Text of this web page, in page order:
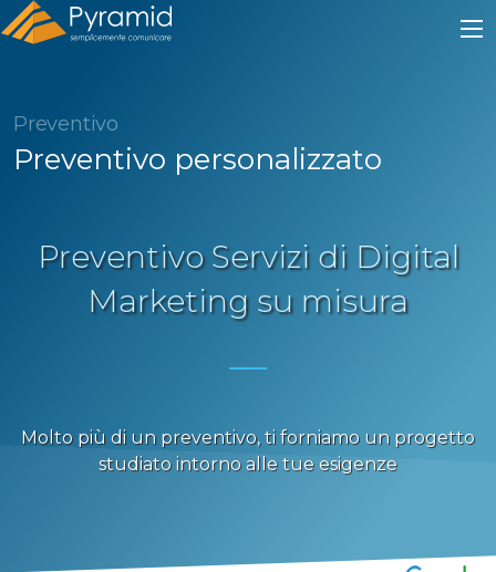
Preventivo
Preventivo personalizzato
Preventivo Servizi di Digital
Marketing su misura
Molto più di un preventivo, ti forniamo un progetto
studiato intorno alle tue esigenze